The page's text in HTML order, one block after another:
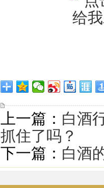
上一篇： 白酒
抓住了吗？
下一篇： 白酒